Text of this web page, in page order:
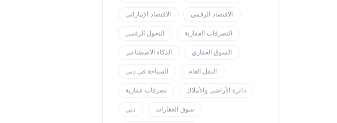
الاقتصاد الإماراتي الاقتصاد الرقمي
التحول الرقمي التصرفات العقارية
الذكاء الاصطناعي السوق العقاري
السياحة في دبي النقل العام
تصرفات عقارية دائرة الأراضي والأملاك
دبي سوق العقارات